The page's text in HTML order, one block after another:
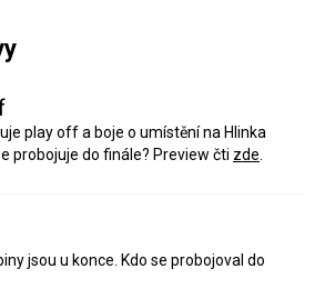
play off a boje o umístění na Hlinka
probojuje do finále? Preview čti zde
jsou u konce. Kdo se probojoval do